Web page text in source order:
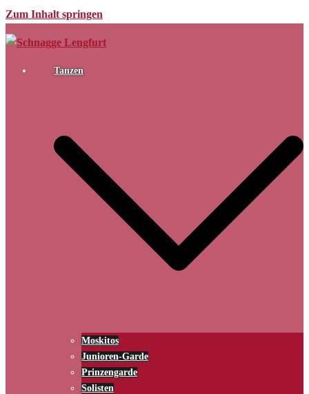
Zum Inhalt springen
Tanzen
Moskitos
Junioren-Garde
Prinzengarde
Solisten